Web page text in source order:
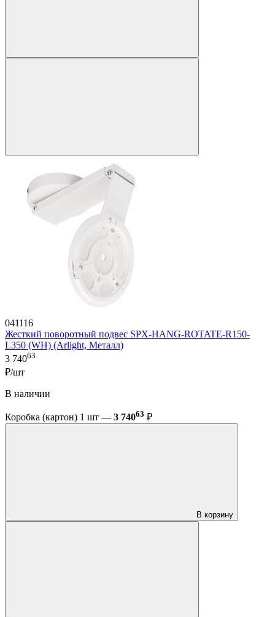
041116
Жесткий поворотный подвес SPX-HANG-ROTATE-R150-
L350 (WH) (Arlight, Металл)
3 74063
₽/шт
В наличии
Коробка (картон) 1 шт — 3 74063 ₽
В корзину